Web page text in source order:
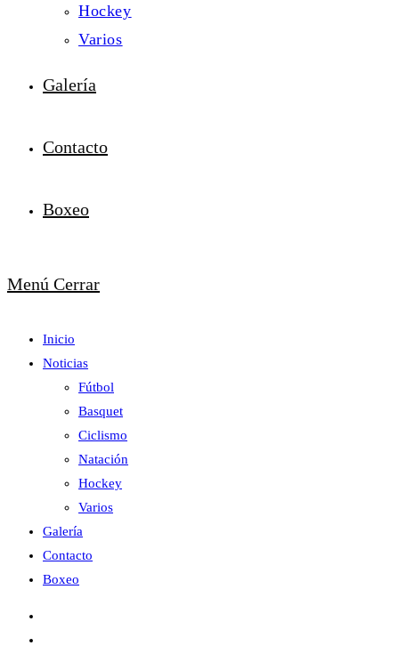
Hockey
Varios
Galería
Contacto
Boxeo
Menú Cerrar
Inicio
Noticias
Fútbol
Basquet
Ciclismo
Natación
Hockey
Varios
Galería
Contacto
Boxeo